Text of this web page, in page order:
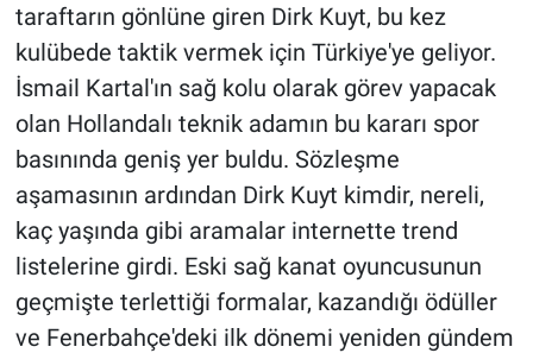
taraftarın gönlüne giren Dirk Kuyt, bu kez
kulübede taktik vermek için Türkiye'ye geliyor.
İsmail Kartal'ın sağ kolu olarak görev yapacak
olan Hollandalı teknik adamın bu kararı spor
basınında geniş yer buldu. Sözleşme
aşamasının ardından Dirk Kuyt kimdir, nereli,
kaç yaşında gibi aramalar internette trend
listelerine girdi. Eski sağ kanat oyuncusunun
geçmişte terlettiği formalar, kazandığı ödüller
ve Fenerbahçe'deki ilk dönemi yeniden gündem